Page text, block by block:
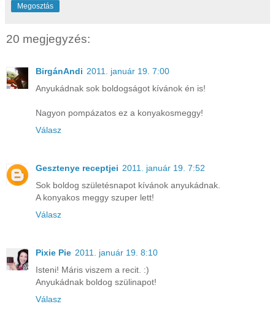
Megosztás
20 megjegyzés:
BirgánAndi 2011. január 19. 7:00
Anyukádnak sok boldogságot kívánok én is!
Nagyon pompázatos ez a konyakosmeggy!
Válasz
Gesztenye receptjei 2011. január 19. 7:52
Sok boldog születésnapot kívánok anyukádnak.
A konyakos meggy szuper lett!
Válasz
Pixie Pie 2011. január 19. 8:10
Isteni! Máris viszem a recit. :)
Anyukádnak boldog szülinapot!
Válasz